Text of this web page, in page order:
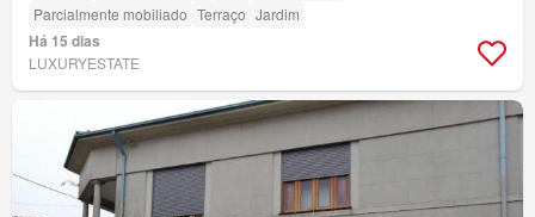
Parcialmente mobiliado Terraço Jardim
Há 15 dias
LUXURYESTATE